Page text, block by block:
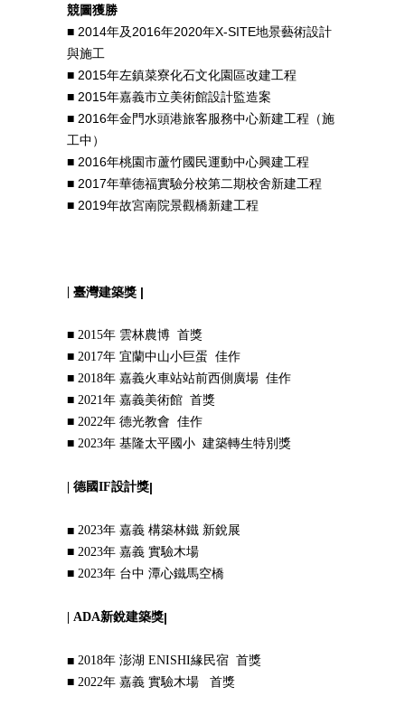
競圖獲勝
■ 2014年及2016年2020年X-SITE地景藝術設計
與施工
■ 2015年左鎮菜寮化石文化園區改建工程
■ 2015年嘉義市立美術館設計監造案
■ 2016年金門水頭港旅客服務中心新建工程（施
工中）
■ 2016年桃園市蘆竹國民運動中心興建工程
■ 2017年華德福實驗分校第二期校舍新建工程
■ 2019年故宮南院景觀橋新建工程
臺灣建築獎 |
■ 2015年 雲林農博 首獎
■ 2017年 宜蘭中山小巨蛋 佳作
■ 2018年 嘉義火車站站前西側廣場 佳作
■ 2021年 嘉義美術館 首獎
■ 2022年 德光教會 佳作
■ 2023年 基隆太平國小 建築轉生特別獎
德國IF設計獎|
■ 2023年 嘉義 構築林鐵 新銳展
■ 2023年 嘉義 實驗木場
■ 2023年 台中 潭心鐵馬空橋
ADA新銳建築獎|
■ 2018年 澎湖 ENISHI緣民宿 首獎
■ 2022年 嘉義 實驗木場
首獎